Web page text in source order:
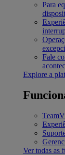
Para
Fale
Explore a
Ver todas as